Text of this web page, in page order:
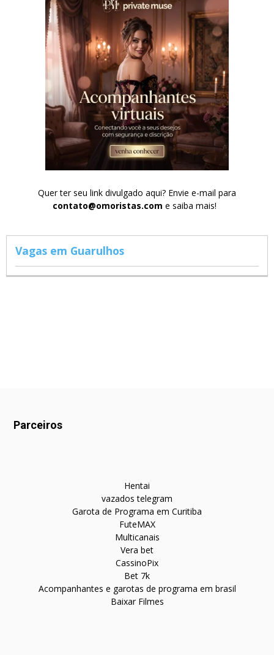
Quer ter seu link divulgado aqui? Envie e-mail para
contato@omoristas.com e saiba mais!
Vagas em Guarulhos
Parceiros
Hentai
vazados telegram
Garota de Programa em Curitiba
FuteMAX
Multicanais
Vera bet
CassinoPix
Bet 7k
Acompanhantes e garotas de programa em brasil
Baixar Filmes